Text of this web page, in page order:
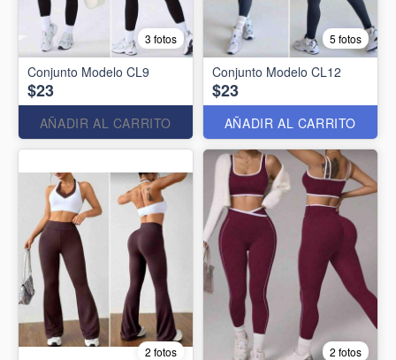
3 fotos
Conjunto Modelo CL9
$23
AÑADIR AL CARRITO
5 fotos
Conjunto Modelo CL12
$23
AÑADIR AL CARRITO
2 fotos 2 fotos